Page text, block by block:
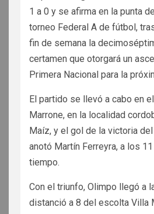
1 a 0 y se afirma en la punta
torneo Federal A de fútbol,
fin de semana la
certamen que otorgará un
Primera Nacional para la
El partido se llevó a cabo en
Marrone, en la localidad
Maíz, y el gol de la victoria
anotó Martín Ferreyra, a los
tiempo.
Con el triunfo, Olimpo llegó a
distanció a 8 del escolta Villa